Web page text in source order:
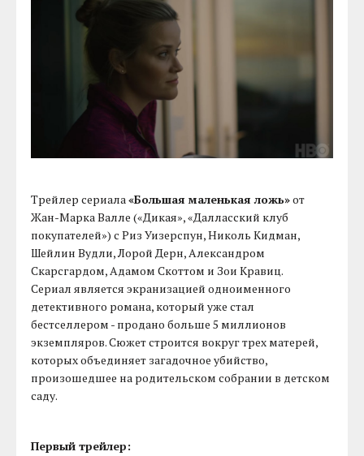
Трейлер сериала«Большая маленькая ложь»от
Жан-Марка Валле («Дикая», «Далласский клуб
покупателей») с Риз Уизерспун, Николь Кидман,
Шейлин Вудли, Лорой Дерн, Александром
Скарсгардом, Адамом Скоттом и Зои Кравиц.
Сериал является экранизацией одноименного
детективного романа, который уже стал
бестселлером - продано больше 5 миллионов
экземпляров. Сюжет строится вокруг трех матерей,
которых объединяет загадочное убийство,
произошедшее на родительском собрании в детском
саду.
Первый трейлер: